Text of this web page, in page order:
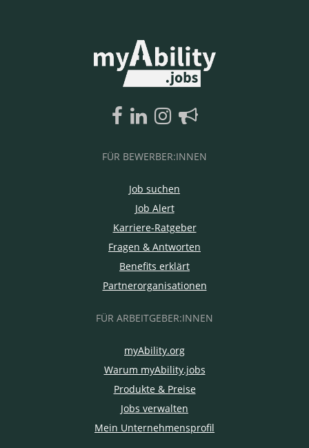
FÜR BEWERBER:INNEN
Job suchen
Job Alert
Karriere-Ratgeber
Fragen & Antworten
Benefits erklärt
Partnerorganisationen
FÜR ARBEITGEBER:INNEN
myAbility.org
Warum myAbility.jobs
Produkte & Preise
Jobs verwalten
Mein Unternehmensprofil